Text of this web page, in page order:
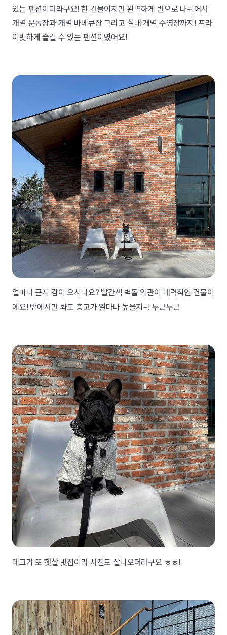
있는 펜션이더라구요! 한 건물이지만 완벽하게 반으로 나뉘어서
개별 운동장과 개별 바베큐장 그리고 실내 개별 수영장까지! 프라
이빗하게 즐길 수 있는 펜션이였어요!
얼마나 큰지 감이 오시나요? 빨간색 벽돌 외관이 매력적인 건물이
에요! 밖에서만 봐도 층고가 얼마나 높을지~! 두근두근
데크가 또 햇살 맛집이라 사진도 잘나오더라구요 ㅎㅎ!